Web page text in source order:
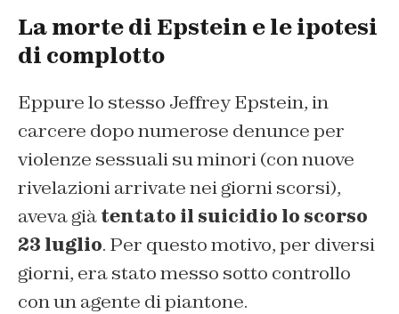
La morte di Epstein e le ipotesi
di complotto
Eppure lo stesso Jeffrey Epstein, in
carcere dopo numerose denunce per
violenze sessuali su minori (con nuove
rivelazioni arrivate nei giorni scorsi),
aveva giàtentato il suicidio lo scorso
23 luglio. Per questo motivo, per diversi
giorni, era stato messo sotto controllo
con un agente di piantone.